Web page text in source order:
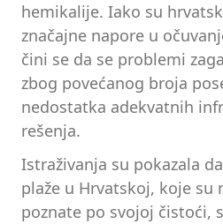
hemikalije. Iako su
značajne napore u
čini se da se problemi
zbog povećanog broja
nedostatka adekvatnih
rešenja.
Istraživanja su pokazala
plaže u Hrvatskoj, koje su
poznate po svojoj čistoći,